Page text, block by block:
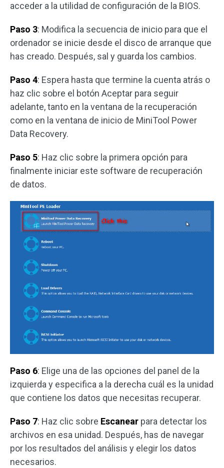
acceder a la utilidad de configuración de la BIOS.
Paso 3: Modifica la secuencia de inicio para que el
ordenador se inicie desde el disco de arranque que
has creado. Después, sal y guarda los cambios.
Paso 4: Espera hasta que termine la cuenta atrás o
haz clic sobre el botón Aceptar para seguir
adelante, tanto en la ventana de la recuperación
como en la ventana de inicio de MiniTool Power
Data Recovery.
Paso 5: Haz clic sobre la primera opción para
finalmente iniciar este software de recuperación
de datos.
Paso 6: Elige una de las opciones del panel de la
izquierda y especifica a la derecha cuál es la unidad
que contiene los datos que necesitas recuperar.
Paso 7: Haz clic sobre Escanear para detectar los
archivos en esa unidad. Después, has de navegar
por los resultados del análisis y elegir los datos
necesarios.